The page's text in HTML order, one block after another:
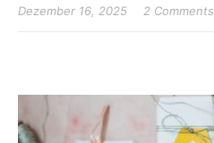
Dezember 16, 2025 2 Comments